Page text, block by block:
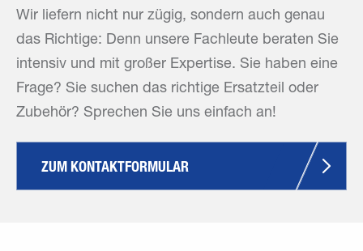
Wir liefern nicht nur zügig, sondern auch genau
das Richtige: Denn unsere Fachleute beraten Sie
intensiv und mit großer Expertise. Sie haben eine
Frage? Sie suchen das richtige Ersatzteil oder
Zubehör? Sprechen Sie uns einfach an!
ZUM KONTAKTFORMULAR